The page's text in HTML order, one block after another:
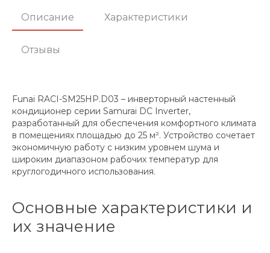
Описание Характеристики
Отзывы
Funai RACI-SM25HP.D03 – инверторный настенный
кондиционер серии Samurai DC Inverter,
разработанный для обеспечения комфортного климата
в помещениях площадью до 25 м². Устройство сочетает
экономичную работу с низким уровнем шума и
широким диапазоном рабочих температур для
круглогодичного использования.
Основные характеристики и
их значение